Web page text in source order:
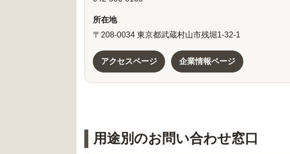
所在地
〒208-0034 東京都武蔵村山市残堀1-32-1
アクセスページ 企業情報ページ
用途別のお問い合わせ窓口